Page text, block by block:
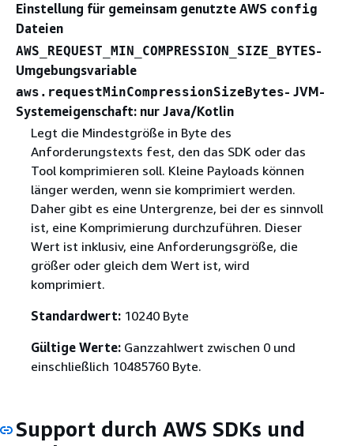
Einstellung für gemeinsam genutzte AWS config
Dateien
AWS_REQUEST_MIN_COMPRESSION_SIZE_BYTES-
Umgebungsvariable
aws.requestMinCompressionSizeBytes- JVM-
Systemeigenschaft: nur Java/Kotlin
Legt die Mindestgröße in Byte des
Anforderungstexts fest, den das SDK oder das
Tool komprimieren soll. Kleine Payloads können
länger werden, wenn sie komprimiert werden.
Daher gibt es eine Untergrenze, bei der es sinnvoll
ist, eine Komprimierung durchzuführen. Dieser
Wert ist inklusiv, eine Anforderungsgröße, die
größer oder gleich dem Wert ist, wird
komprimiert.
Standardwert:10240 Byte
Gültige Werte:Ganzzahlwert zwischen 0 und
einschließlich 10485760 Byte.
Support durch AWS SDKs und